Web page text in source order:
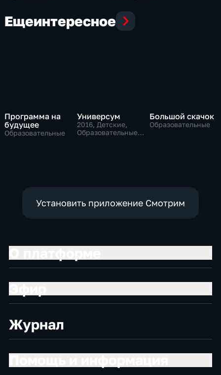
Ещеинтересное
Программа на
будущее
Образовательные
Универсум
2016, Детские,
Образовательные,
Большой скачок
Образовательные
Установить приложение Смотрим
Журнал